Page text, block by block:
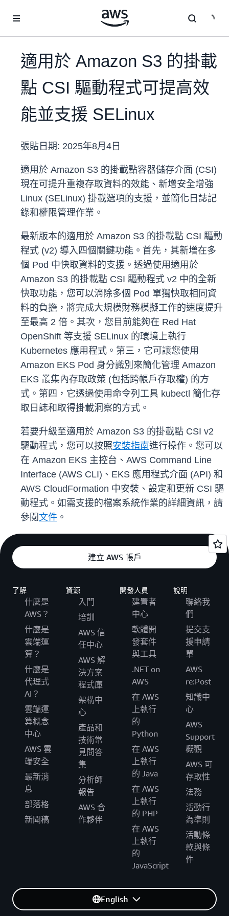
適用於 Amazon S3 的掛載
點 CSI 驅動程式可提高效
能並支援 SELinux
張貼日期: 2025年8月4日
適用於 Amazon S3 的掛載點容器儲存介面 (CSI)
現在可提升重複存取資料的效能、新增安全增強
Linux (SELinux) 掛載選項的支援，並簡化日誌記
錄和權限管理作業。
最新版本的適用於 Amazon S3 的掛載點 CSI 驅動
程式 (v2) 導入四個關鍵功能。首先，其新增在多
個 Pod 中快取資料的支援。透過使用適用於
Amazon S3 的掛載點 CSI 驅動程式 v2 中的全新
快取功能，您可以消除多個 Pod 單獨快取相同資
料的負擔，將完成大規模財務模擬工作的速度提升
至最高 2 倍。其次，您目前能夠在 Red Hat
OpenShift 等支援 SELinux 的環境上執行
Kubernetes 應用程式。第三，它可讓您使用
Amazon EKS Pod 身分識別來簡化管理 Amazon
EKS 叢集內存取政策 (包括跨帳戶存取權) 的方
式。第四，它透過使用命令列工具 kubectl 簡化存
取日誌和取得掛載洞察的方式。
若要升級至適用於 Amazon S3 的掛載點 CSI v2
驅動程式，您可以按照安裝指南進行操作。您可以
在 Amazon EKS 主控台、AWS Command Line
Interface (AWS CLI)、EKS 應用程式介面 (API) 和
AWS CloudFormation 中安裝、設定和更新 CSI 驅
動程式。如需支援的檔案系統作業的詳細資訊，請
參閱文件 。
建立 AWS 帳戶
了解
什麼是
AWS？
什麼是
雲端運
算？
什麼是
代理式
AI？
雲端運
算概念
中心
AWS 雲
端安全
最新消
息
部落格
新聞稿
資源
入門
培訓
AWS 信
任中心
AWS 解
決方案
程式庫
架構中
心
產品和
技術常
見問答
集
分析師
報告
AWS 合
作夥伴
開發人員
建置者
中心
軟體開
發套件
與工具
.NET on
AWS
在 AWS
上執行
的
Python
在 AWS
上執行
的 Java
在 AWS
上執行
的 PHP
在 AWS
上執行
的
JavaScript
說明
聯絡我
們
提交支
援申請
單
AWS
re:Post
知識中
心
AWS
Support
概觀
AWS 可
存取性
法務
活動行
為準則
活動條
款與條
件
English